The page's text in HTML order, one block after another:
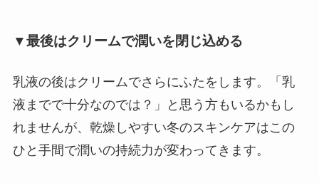
▼最後はクリームで潤いを閉じ込める
乳液の後はクリームでさらにふたをします。「乳
液までで十分なのでは？」と思う方もいるかもし
れませんが、乾燥しやすい冬のスキンケアはこの
ひと手間で潤いの持続力が変わってきます。